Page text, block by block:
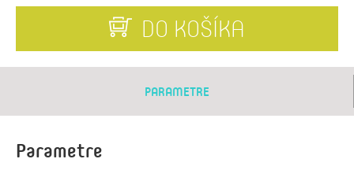
DO KOŠÍKA
PARAMETRE
Parametre